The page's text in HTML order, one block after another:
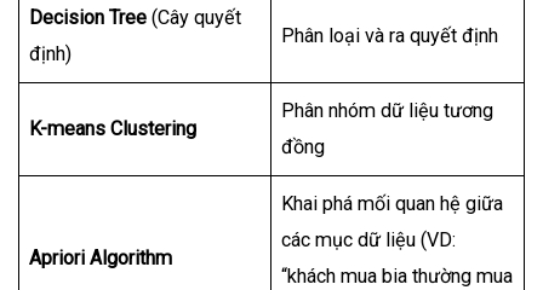
Decision Tree (Cây quyết
định)
Phân loại và ra quyết định
K-means Clustering
Phân nhóm dữ liệu tương
đồng
Apriori Algorithm
Khai phá mối quan hệ giữa
các mục dữ liệu (VD:
“khách mua bia thường mua